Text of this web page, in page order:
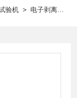
验机 > 电子剥离试验机